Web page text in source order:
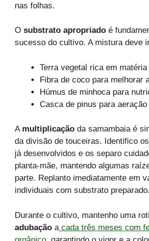
nas folhas.
O substrato apropriado é
sucesso do cultivo. A mistura deve
Terra vegetal rica em
Fibra de coco para melhorar
Húmus de minhoca para
Casca de pinus para
A multiplicação da samambaia é
da divisão de touceiras. Identifico
já desenvolvidos e os separo
planta-mãe, mantendo algumas
parte. Replanto imediatamente em
individuais com substrato preparado.
Durante o cultivo, mantenho uma
adubação acada três meses com